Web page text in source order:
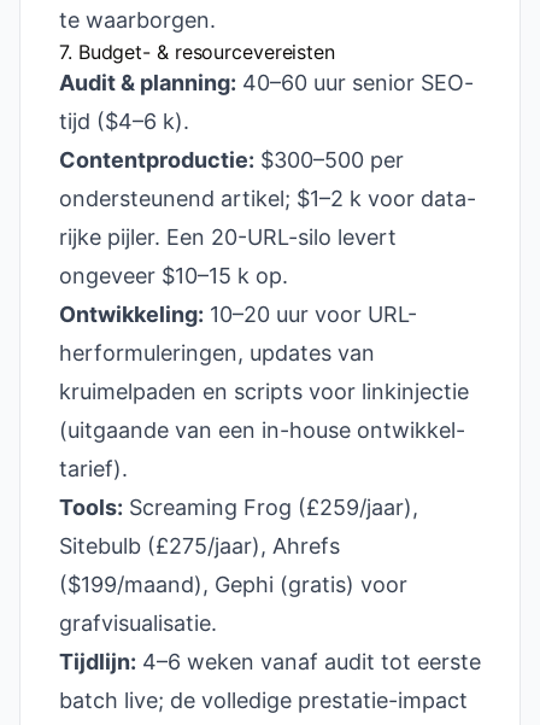
te waarborgen.
7. Budget- & resourcevereisten
Audit & planning: 40–60 uur senior SEO-
tijd ($4–6 k).
Contentproductie: $300–500 per
ondersteunend artikel; $1–2 k voor data-
rijke pijler. Een 20-URL-silo levert
ongeveer $10–15 k op.
Ontwikkeling: 10–20 uur voor URL-
herformuleringen, updates van
kruimelpaden en scripts voor linkinjectie
(uitgaande van een in-house ontwikkel-
tarief).
Tools: Screaming Frog (£259/jaar),
Sitebulb (£275/jaar), Ahrefs
($199/maand), Gephi (gratis) voor
grafvisualisatie.
Tijdlijn: 4–6 weken vanaf audit tot eerste
batch live; de volledige prestatie-impact